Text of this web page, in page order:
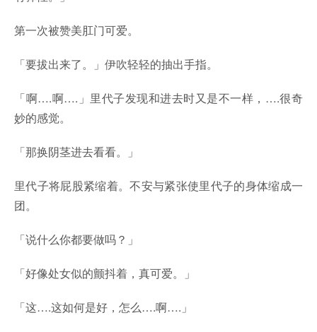
第一次被赞美肛门可爱。
「要拔出来了。」伊吹轻轻的抽出手指。
「啊….啊….」里代子发现和进去时又是不一样，….很奇
妙的感觉。
「那换阴茎进去看看。」
里代子将屁股紧缩着。不安与紧张使里代子的身体缩成一
团。
「说什么你都要做吗？」
「好像处女似的颤抖着，真可爱。」
「这….这如何是好，怎么….啊….」